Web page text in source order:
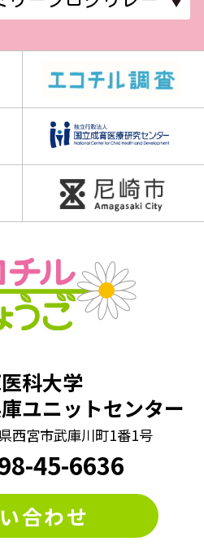
科大学
ユニットセンター
西宮市武庫川町1番1号
-45-6636
合わせ